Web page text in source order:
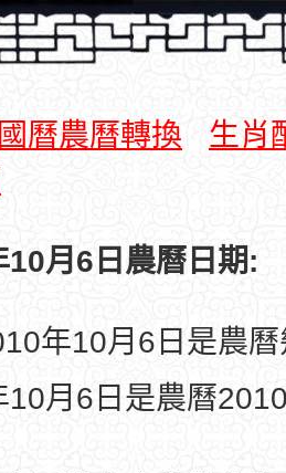
國曆農曆轉換
生肖
10月6日農曆日期:
年10月6日是農
10月6日是農曆